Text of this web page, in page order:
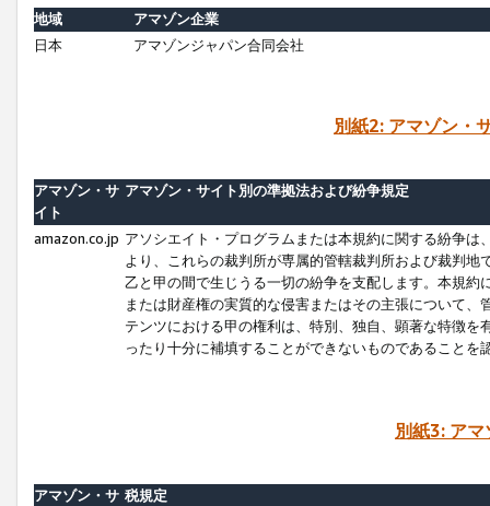
地域
アマゾン企業
日本
アマゾンジャパン合同会社
別紙2: アマゾン・
アマゾン・サ
イト
アマゾン・サイト別の準拠法および紛争規定
amazon.co.jp アソシエイト・プログラムまたは本規約に関する紛争
より、これらの裁判所が専属的管轄裁判所および裁判
乙と甲の間で生じうる一切の紛争を支配します。本規
または財産権の実質的な侵害またはその主張について
テンツにおける甲の権利は、特別、独自、顕著な特徴
ったり十分に補填することができないものであることを
別紙3: ア
アマゾン・サ 税規定